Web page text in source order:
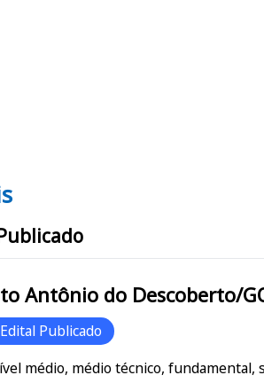
Edital Publicado
médio, médio técnico, fundamental,